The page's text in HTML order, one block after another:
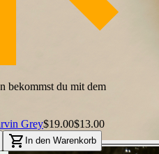
bekommst du mit dem
Grey$19.00$13.00
shopping_cart In den Warenkorb